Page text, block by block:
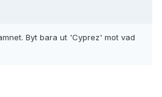
Byt bara ut 'Cyprez' mot vad